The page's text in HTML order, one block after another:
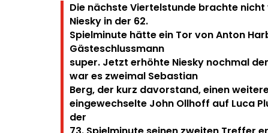
Die nächste Viertelstunde brachte
Niesky in der 62.
Spielminute hätte ein Tor von Anton
Gästeschlussmann
super. Jetzt erhöhte Niesky nochmal
war es zweimal Sebastian
Berg, der kurz davorstand, einen
eingewechselte John Ollhoff auf Luca
der